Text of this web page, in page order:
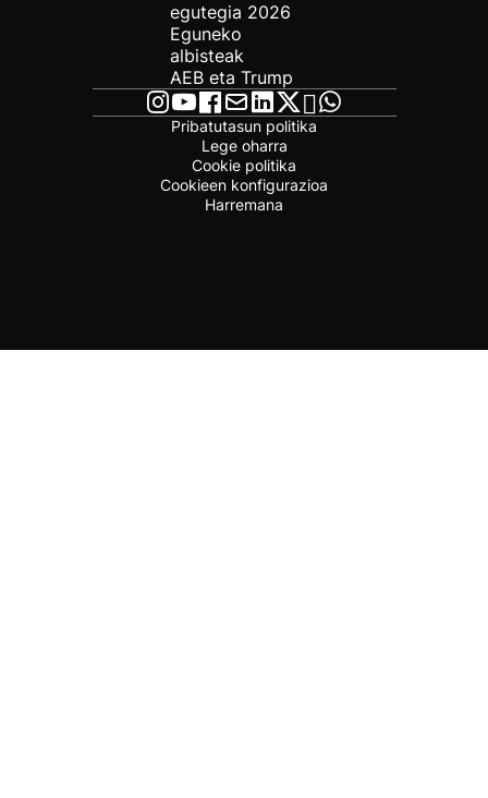
egutegia 2026
Eguneko
albisteak
AEB eta Trump
Pribatutasun politika
Lege oharra
Cookie politika
Cookieen konfigurazioa
Harremana